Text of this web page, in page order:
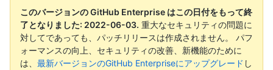
このバージョンの GitHub Enterprise はこの日付をもって終
了となりました: 2022-06-03. 重大なセキュリティの問題に
対してであっても、パッチリリースは作成されません。 パフ
ォーマンスの向上、セキュリティの改善、新機能のために
は、 最新バージョンのGitHub Enterpriseにアップグレード し